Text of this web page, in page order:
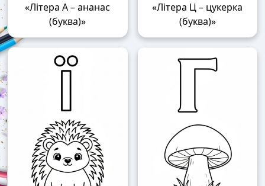
«Літера А – ананас
(буква)»
«Літера Ц – цукерка
(буква)»